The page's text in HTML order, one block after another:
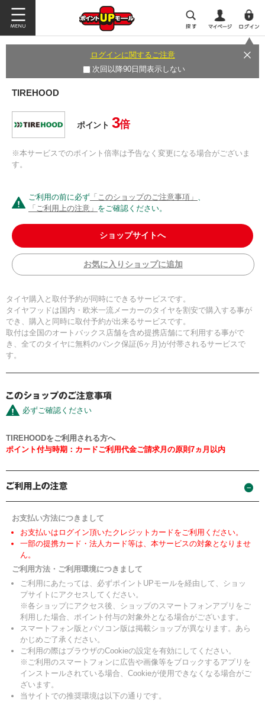
ログインに関するご注意
次回以降90日間表示しない
TIREHOOD
ポイント 3倍
※本サービスでのポイント倍率は予告なく変更になる場合がございま
す。
ご利用の前に必ず 「このショップのご注意事項」 、
「ご利用上の注意」 をご確認ください。
ショップサイトへ
お気に入りショップに追加
タイヤ購入と取付予約が同時にできるサービスです。
タイヤフッドは国内・欧米一流メーカーのタイヤを割安で購入する事が
でき、購入と同時に取付予約が出来るサービスです。
取付は全国のオートバックス店舗を含め提携店舗にて利用する事がで
き、全てのタイヤに無料のパンク保証(6ヶ月)が付帯されるサービスで
す。
必ずご確認ください
TIREHOODをご利用される方へ
ポイント付与時期：カードご利用代金ご請求月の原則7ヵ月以内
お支払い方法につきまして
お支払いはログイン頂いたクレジットカードをご利用ください。
一部の提携カード・法人カード等は、本サービスの対象となりませ
ん。
ご利用方法・ご利用環境につきまして
ご利用にあたっては、必ずポイントUPモールを経由して、ショッ
プサイトにアクセスしてください。
※各ショップにアクセス後、ショップのスマートフォンアプリをご
利用した場合、ポイント付与の対象外となる場合がございます。
スマートフォン版とパソコン版は掲載ショップが異なります。あら
かじめご了承ください。
ご利用の際はブラウザのCookieの設定を有効にしてください。
※ご利用のスマートフォンに広告や画像等をブロックするアプリを
インストールされている場合、Cookieが使用できなくなる場合がご
ざいます。
当サイトでの推奨環境は以下の通りです。